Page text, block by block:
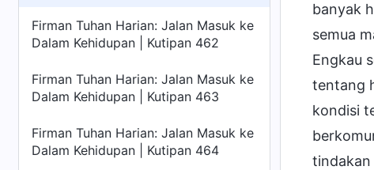
Firman Tuhan Harian: Jalan Masuk ke
Dalam Kehidupan | Kutipan 462
Firman Tuhan Harian: Jalan Masuk ke
Dalam Kehidupan | Kutipan 463
Firman Tuhan Harian: Jalan Masuk ke
Dalam Kehidupan | Kutipan 464
banyak
semua
Engkau
tentang
kondisi
tindakan